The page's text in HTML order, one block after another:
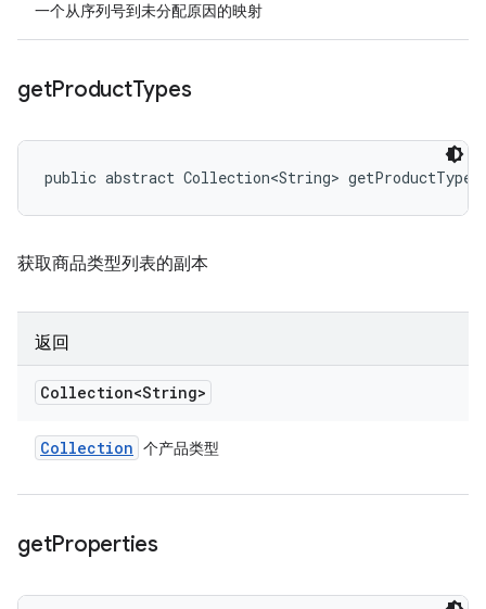
一个从序列号到未分配原因的映射
getProductTypes
public abstract Collection<String>
获取商品类型列表的副本
返回
Collection<String>
Collection 个产品类型
getProperties